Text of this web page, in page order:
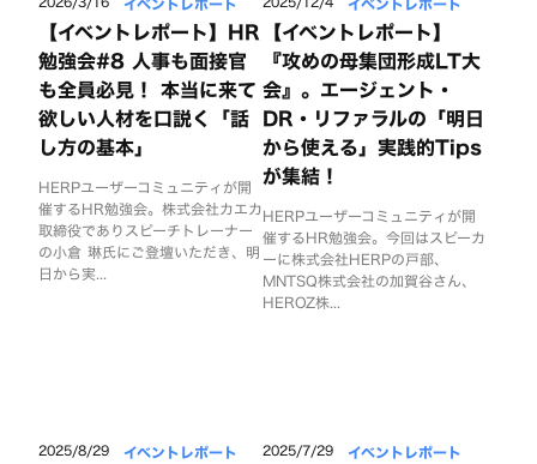
【イベントレポート】HR
勉強会#8 人事も面接官
も全員必見！ 本当に来て
欲しい人材を口説く「話
し方の基本」
HERPユーザーコミュニティが開
催するHR勉強会。株式会社カエカ
取締役でありスピーチトレーナー
の小倉 琳氏にご登壇いただき、明
日から実...
【イベントレポート】
『攻めの母集団形成LT大
会』。エージェント・
DR・リファラルの「明日
から使える」実践的Tips
が集結！
HERPユーザーコミュニティが開
催するHR勉強会。今回はスピーカ
ーに株式会社HERPの戸部、
MNTSQ株式会社の加賀谷さん、
HEROZ株...
2025/8/29 イベントレポート 2025/7/29 イベントレポート